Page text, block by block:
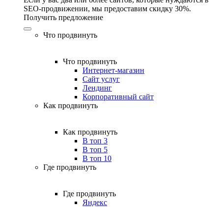
SEO-продвижении, мы предоставим скидку 30%.
Получить предложение
Что продвинуть
Что продвинуть
Интернет-магазин
Сайт услуг
Лендинг
Корпоративный сайт
Как продвинуть
Как продвинуть
В топ 3
В топ 5
В топ 10
Где продвинуть
Где продвинуть
Яндекс